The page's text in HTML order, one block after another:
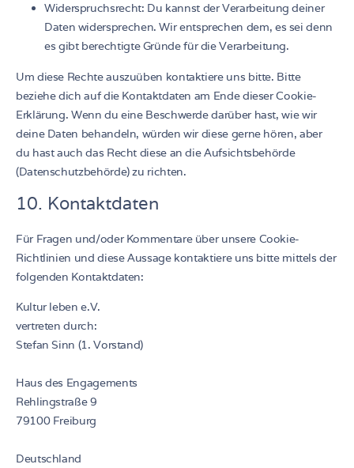
Widerspruchsrecht: Du kannst der Verarbeitung deiner
Daten widersprechen. Wir entsprechen dem, es sei denn
es gibt berechtigte Gründe für die Verarbeitung.
Um diese Rechte auszuüben kontaktiere uns bitte. Bitte
beziehe dich auf die Kontaktdaten am Ende dieser Cookie-
Erklärung. Wenn du eine Beschwerde darüber hast, wie wir
deine Daten behandeln, würden wir diese gerne hören, aber
du hast auch das Recht diese an die Aufsichtsbehörde
(Datenschutzbehörde) zu richten.
10. Kontaktdaten
Für Fragen und/oder Kommentare über unsere Cookie-
Richtlinien und diese Aussage kontaktiere uns bitte mittels der
folgenden Kontaktdaten:
Kultur leben e.V.
vertreten durch:
Stefan Sinn (1. Vorstand)
Haus des Engagements
Rehlingstraße 9
79100 Freiburg
Deutschland